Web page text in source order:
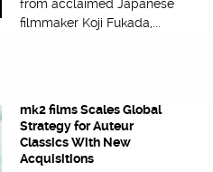
from acclaimed Japanese
filmmaker Koji Fukada,...
mk2 films Scales Global
Strategy for Auteur
Classics With New
Acquisitions